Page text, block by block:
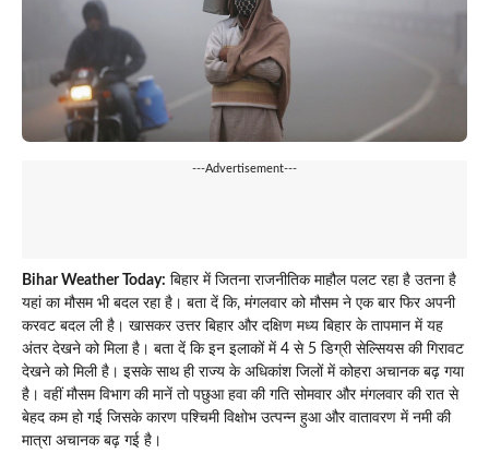
---Advertisement---
Bihar Weather Today: बिहार में जितना राजनीतिक माहौल पलट रहा है उतना है
यहां का मौसम भी बदल रहा है। बता दें कि, मंगलवार को मौसम ने एक बार फिर अपनी
करवट बदल ली है। खासकर उत्तर बिहार और दक्षिण मध्य बिहार के तापमान में यह
अंतर देखने को मिला है। बता दें कि इन इलाकों में 4 से 5 डिग्री सेल्सियस की गिरावट
देखने को मिली है। इसके साथ ही राज्य के अधिकांश जिलों में कोहरा अचानक बढ़ गया
है। वहीं मौसम विभाग की मानें तो पछुआ हवा की गति सोमवार और मंगलवार की रात से
बेहद कम हो गई जिसके कारण पश्चिमी विक्षोभ उत्पन्न हुआ और वातावरण में नमी की
मात्रा अचानक बढ़ गई है।